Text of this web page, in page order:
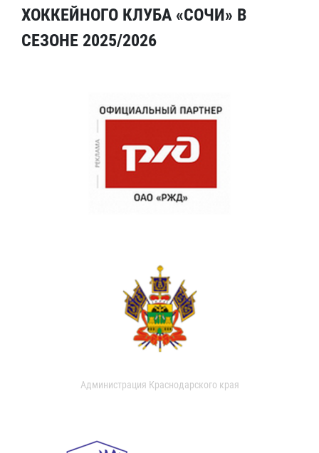
ХОККЕЙНОГО КЛУБА «СОЧИ» В
СЕЗОНЕ 2025/2026
Администрация Краснодарского края